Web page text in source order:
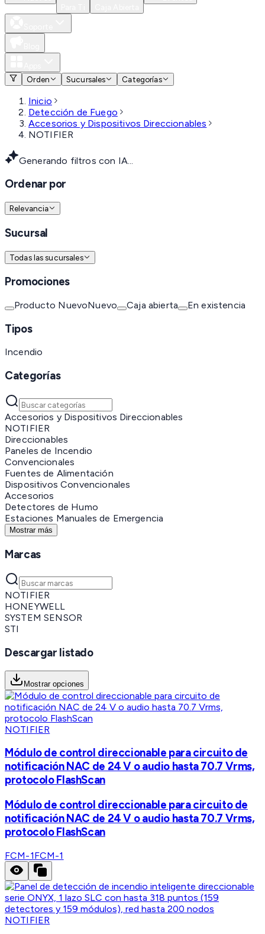
Orden
Sucursales Categorías
Inicio
Detección de Fuego
Accesorios y Dispositivos Direccionables
NOTIFIER
Generando filtros con IA...
Ordenar por
Relevancia
Sucursal
Todas las sucursales
Promociones
Producto NuevoNuevo Caja abierta En existencia
Tipos
Incendio
Categorías
Accesorios y Dispositivos Direccionables
NOTIFIER
Direccionables
Paneles de Incendio
Convencionales
Fuentes de Alimentación
Dispositivos Convencionales
Accesorios
Detectores de Humo
Estaciones Manuales de Emergencia
Mostrar más
Marcas
NOTIFIER
HONEYWELL
SYSTEM SENSOR
STI
Descargar listado
Mostrar opciones
NOTIFIER
Módulo de control direccionable para circuito de
notificación NAC de 24 V o audio hasta 70.7 Vrms,
protocolo FlashScan
Módulo de control direccionable para circuito de
notificación NAC de 24 V o audio hasta 70.7 Vrms,
protocolo FlashScan
FCM-1FCM-1
NOTIFIER